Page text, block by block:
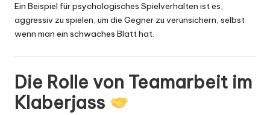
Ein Beispiel für psychologisches Spielverhalten ist es,
aggressiv zu spielen, um die Gegner zu verunsichern, selbst
wenn man ein schwaches Blatt hat.
Die Rolle von Teamarbeit im
Klaberjass